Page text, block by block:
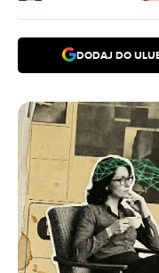
DODAJ DO